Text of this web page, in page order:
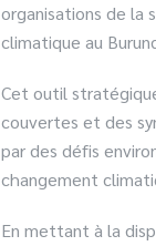
organisations de la
climatique au
Cet outil
couvertes et des
par des défis
changement
En mettant à la